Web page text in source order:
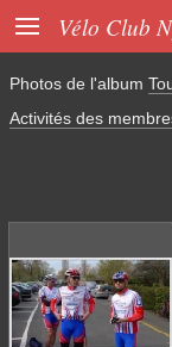
 Vélo Club
Photos de l'album
Activités des